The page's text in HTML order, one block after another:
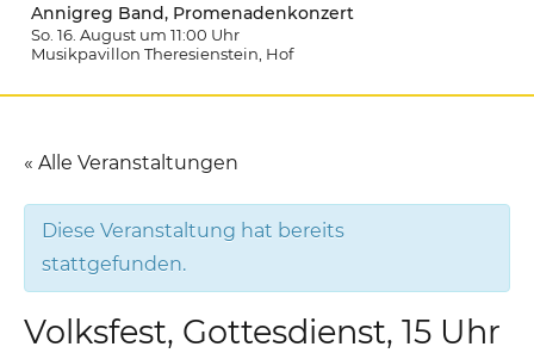
Annigreg Band, Promenadenkonzert
So. 16. August um 11:00 Uhr
Musikpavillon Theresienstein , Hof
« Alle Veranstaltungen
Diese Veranstaltung hat bereits
stattgefunden.
Volksfest, Gottesdienst, 15 Uhr